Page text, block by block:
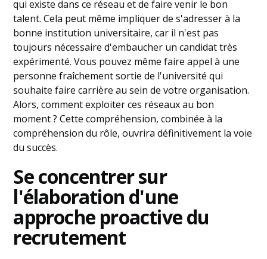
qui existe dans ce réseau et de faire venir le bon
talent. Cela peut même impliquer de s'adresser à la
bonne institution universitaire, car il n'est pas
toujours nécessaire d'embaucher un candidat très
expérimenté. Vous pouvez même faire appel à une
personne fraîchement sortie de l'université qui
souhaite faire carrière au sein de votre organisation.
Alors, comment exploiter ces réseaux au bon
moment ? Cette compréhension, combinée à la
compréhension du rôle, ouvrira définitivement la voie
du succès.
Se concentrer sur
l'élaboration d'une
approche proactive du
recrutement